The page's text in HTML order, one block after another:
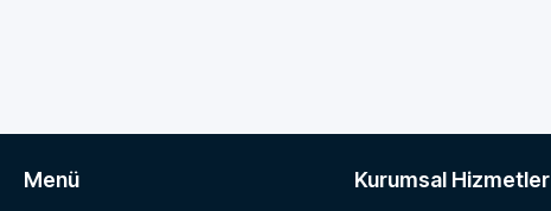
Menü Kurumsal Hizmetler